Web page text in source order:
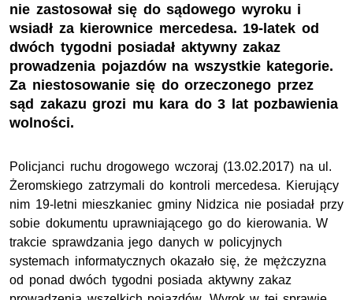
nie zastosował się do sądowego wyroku i
wsiadł za kierownice mercedesa. 19-latek od
dwóch tygodni posiadał aktywny zakaz
prowadzenia pojazdów na wszystkie kategorie.
Za niestosowanie się do orzeczonego przez
sąd zakazu grozi mu kara do 3 lat pozbawienia
wolności.
Policjanci ruchu drogowego wczoraj (13.02.2017) na ul.
Żeromskiego zatrzymali do kontroli mercedesa. Kierujący
nim 19-letni mieszkaniec gminy Nidzica nie posiadał przy
sobie dokumentu uprawniającego go do kierowania. W
trakcie sprawdzania jego danych w policyjnych
systemach informatycznych okazało się, że mężczyzna
od ponad dwóch tygodni posiada aktywny zakaz